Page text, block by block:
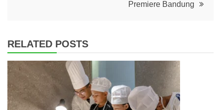
Premiere Bandung
RELATED POSTS